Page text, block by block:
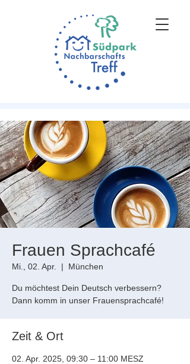
Frauen Sprachcafé
Mi., 02. Apr.
  |
München
Du möchtest Dein Deutsch verbessern?
Dann komm in unser Frauensprachcafé!
Zeit & Ort
02. Apr. 2025, 09:30 – 11:00 MESZ